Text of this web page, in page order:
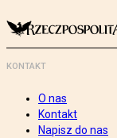
KONTAKT
O nas
Kontakt
Napisz do nas